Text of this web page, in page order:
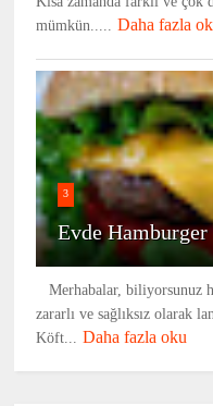
mümkün.....
Daha fazla
3
Evde Hamburger
Merhabalar, biliyorsunuz
zararlı ve sağlıksız olarak
Köft...
Daha fazla oku